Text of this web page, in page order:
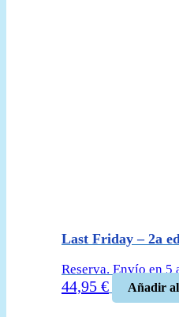
Last Friday – 2a
Reserva. Envío en 5
El
44,95 €El
precio
Añadir